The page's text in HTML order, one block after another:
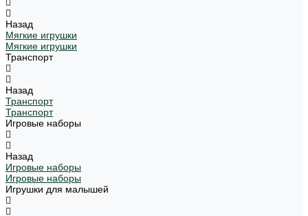
Назад
Мягкие игрушки
Мягкие игрушки
Транспорт
Назад
Транспорт
Транспорт
Игровые наборы
Назад
Игровые наборы
Игровые наборы
Игрушки для малышей